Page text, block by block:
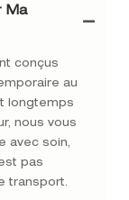
Ma
conçus
au
longtemps
nous vous
avec soin,
pas
transport.